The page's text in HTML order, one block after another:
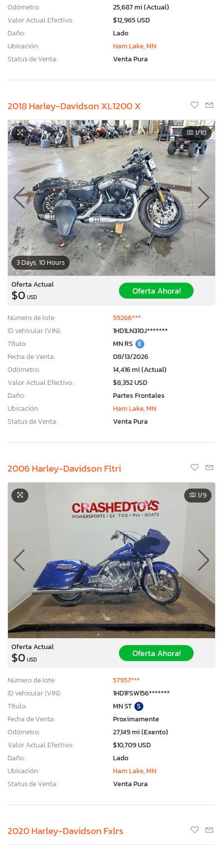
Odómetro:
25,687 mi (Actual)
Valor Actual Efectivo:
$12,965 USD
Daño:
Lado
Ubicación:
Ham Lake, MN
Status de Venta:
Venta Pura
2018 Harley-Davidson XL1200 X
3 Days, 10 Hours
1/10
Oferta Actual
$0 USD
Oferta Ahora!
Número de lote:
59266***
ID vehicular (VIN):
1HD1LN310J*******
Título:
MN RS E
Fecha de Venta:
08/13/2026
Odómetro:
14,416 mi (Actual)
Valor Actual Efectivo:
$8,352 USD
Daño:
Partes Frontales
Ubicación:
Ham Lake, MN
Status de Venta:
Venta Pura
2006 Harley-Davidson Fltri
1/9
Oferta Actual
$0 USD
Oferta Ahora!
Número de lote:
57957***
ID vehicular (VIN):
1HD1FSW156*******
Título:
MN ST S
Fecha de Venta:
Proximamente
Odómetro:
27,149 mi (Exento)
Valor Actual Efectivo:
$10,709 USD
Daño:
Lado
Ubicación:
Ham Lake, MN
Status de Venta:
Venta Pura
2020 Harley-Davidson Fxlrs